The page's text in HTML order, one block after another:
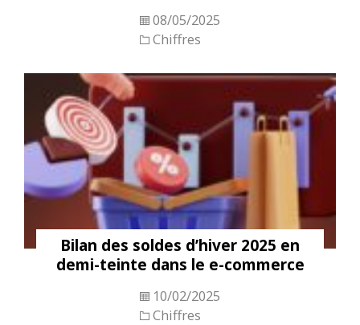
08/05/2025
Chiffres
Bilan des soldes d’hiver 2025 en
demi-teinte dans le e-commerce
10/02/2025
Chiffres